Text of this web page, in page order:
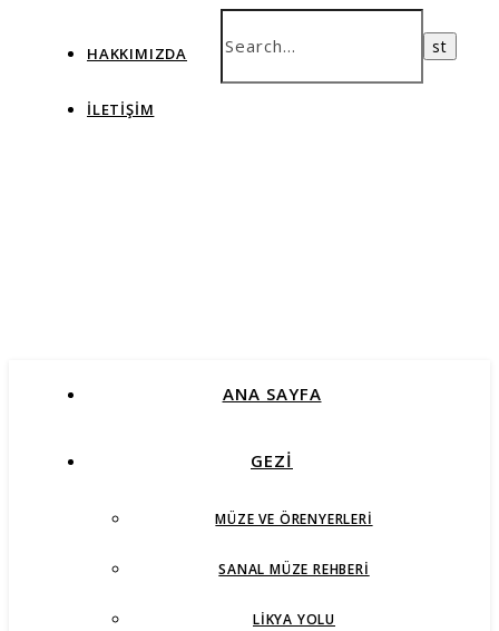
HAKKIMIZDA
İLETIŞIM
ANA SAYFA
GEZİ
MÜZE VE ÖRENYERLERI
SANAL MÜZE REHBERI
LIKYA YOLU